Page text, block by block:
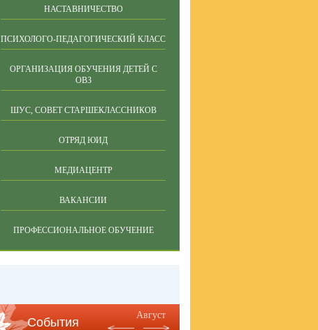
НАСТАВНИЧЕСТВО
ПСИХОЛОГО-ПЕДАГОГИЧЕСКИЙ КЛАСС
ОРГАНИЗАЦИЯ ОБУЧЕНИЯ ДЕТЕЙ С
ОВЗ
ШУС, СОВЕТ СТАРШЕКЛАССНИКОВ
ОТРЯД ЮИД
МЕДИАЦЕНТР
ВАКАНСИИ
ПРОФЕССИОНАЛЬНОЕ ОБУЧЕНИЕ
События
Август